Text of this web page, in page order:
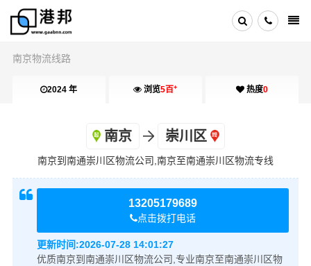
南京物流线路
2024 年 浏览5百+ 热度0
南京 崇川区
南京到南通崇川区物流公司,南京至南通崇川区物流专线
13205179689
点击拨打电话
更新时间:2026-07-28 14:01:27
优质南京到南通崇川区物流公司,专业南京至南通崇川区物